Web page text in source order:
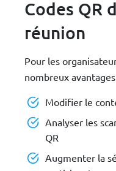
Codes QR
réunion
Pour les
nombreux
Modifier le
Analyser les
QR
Augmenter la